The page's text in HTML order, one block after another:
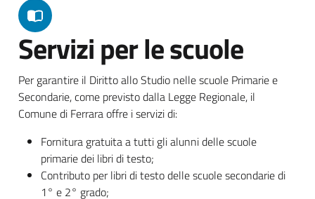
Servizi per le scuole
Per garantire il Diritto allo Studio nelle scuole Primarie e
Secondarie, come previsto dalla Legge Regionale, il
Comune di Ferrara offre i servizi di:
Fornitura gratuita a tutti gli alunni delle scuole
primarie dei libri di testo;
Contributo per libri di testo delle scuole secondarie di
1° e 2° grado;